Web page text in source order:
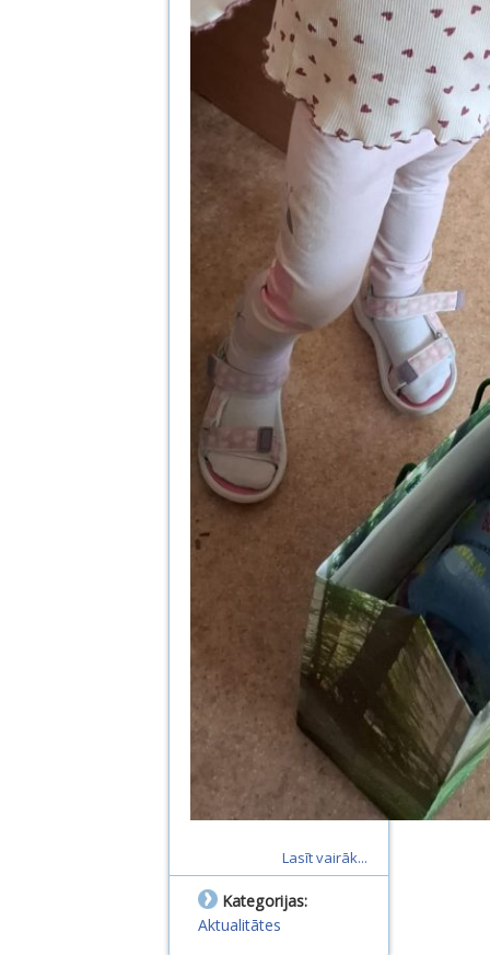
Lasīt vairāk...
Kategorijas:
Aktualitātes